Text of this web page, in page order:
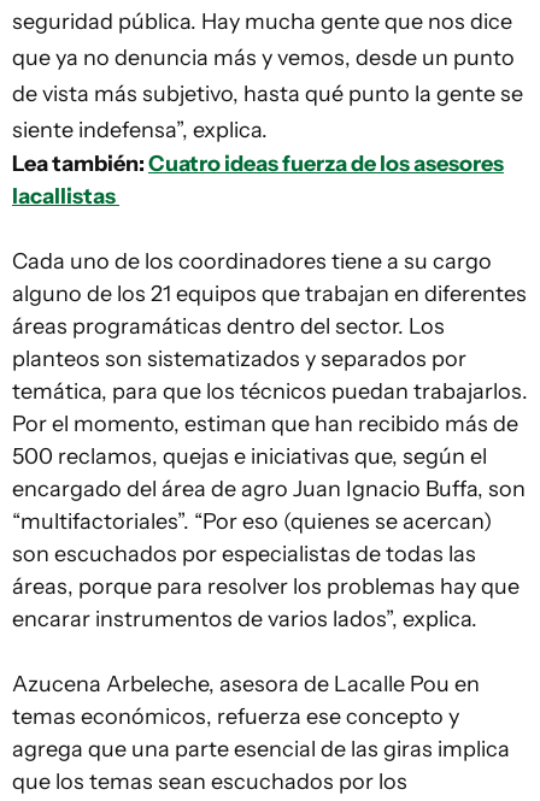
seguridad pública. Hay mucha gente que nos dice
que ya no denuncia más y vemos, desde un punto
de vista más subjetivo, hasta qué punto la gente se
siente indefensa”, explica.
Lea también:Cuatro ideas fuerza de los asesores
lacallistas
Cada uno de los coordinadores tiene a su cargo
alguno de los 21 equipos que trabajan en diferentes
áreas programáticas dentro del sector. Los
planteos son sistematizados y separados por
temática, para que los técnicos puedan trabajarlos.
Por el momento, estiman que han recibido más de
500 reclamos, quejas e iniciativas que, según el
encargado del área de agro Juan Ignacio Buffa, son
“multifactoriales”. “Por eso (quienes se acercan)
son escuchados por especialistas de todas las
áreas, porque para resolver los problemas hay que
encarar instrumentos de varios lados”, explica.
Azucena Arbeleche, asesora de Lacalle Pou en
temas económicos, refuerza ese concepto y
agrega que una parte esencial de las giras implica
que los temas sean escuchados por los